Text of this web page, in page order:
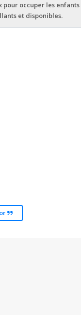
et les grands ! Les